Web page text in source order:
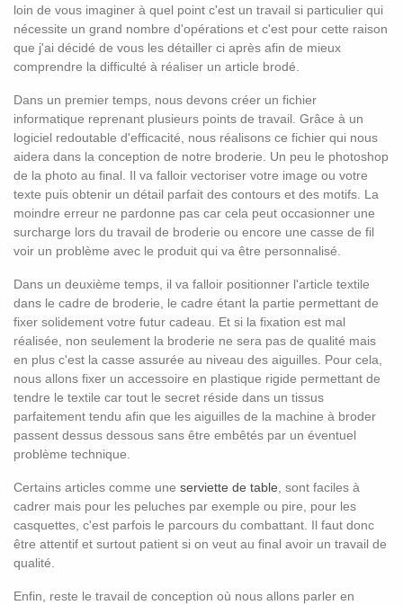
loin de vous imaginer à quel point c'est un travail si particulier qui
nécessite un grand nombre d'opérations et c'est pour cette raison
que j'ai décidé de vous les détailler ci après afin de mieux
comprendre la difficulté à réaliser un article brodé.
Dans un premier temps, nous devons créer un fichier
informatique reprenant plusieurs points de travail. Grâce à un
logiciel redoutable d'efficacité, nous réalisons ce fichier qui nous
aidera dans la conception de notre broderie. Un peu le photoshop
de la photo au final. Il va falloir vectoriser votre image ou votre
texte puis obtenir un détail parfait des contours et des motifs. La
moindre erreur ne pardonne pas car cela peut occasionner une
surcharge lors du travail de broderie ou encore une casse de fil
voir un problème avec le produit qui va être personnalisé.
Dans un deuxième temps, il va falloir positionner l'article textile
dans le cadre de broderie, le cadre étant la partie permettant de
fixer solidement votre futur cadeau. Et si la fixation est mal
réalisée, non seulement la broderie ne sera pas de qualité mais
en plus c'est la casse assurée au niveau des aiguilles. Pour cela,
nous allons fixer un accessoire en plastique rigide permettant de
tendre le textile car tout le secret réside dans un tissus
parfaitement tendu afin que les aiguilles de la machine à broder
passent dessus dessous sans être embêtés par un éventuel
problème technique.
Certains articles comme une serviette de table, sont faciles à
cadrer mais pour les peluches par exemple ou pire, pour les
casquettes, c'est parfois le parcours du combattant. Il faut donc
être attentif et surtout patient si on veut au final avoir un travail de
qualité.
Enfin, reste le travail de conception où nous allons parler en